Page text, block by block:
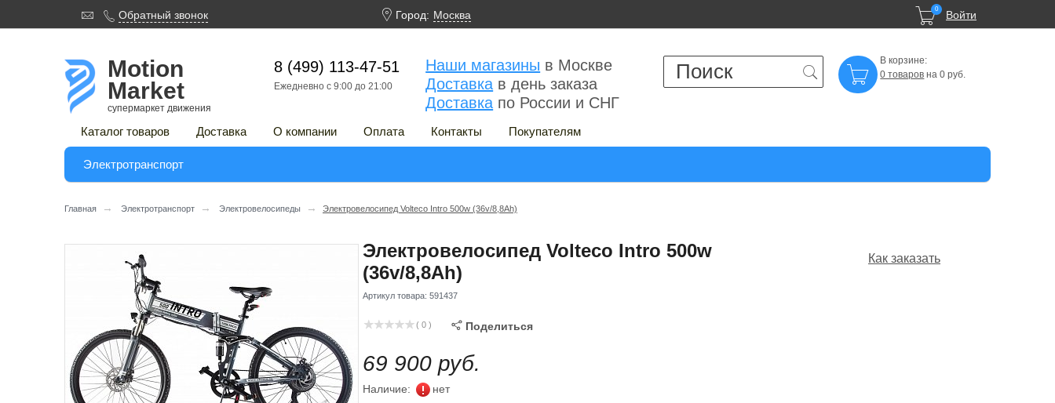
0 Войти
  Обратный звонок  Город: Москва
Motion
Market
супермаркет движения
8 (499) 113-47-51
Ежедневно с 9:00 до 21:00 
В корзине:
0 товаров на 0 руб.
Наши магазины в Москве
Доставка в день заказа
Доставка по России и СНГ
Каталог товаров Доставка О компании Оплата Контакты Покупателям
Электротранспорт
Главная → Электротранспорт → Электровелосипеды → Электровелосипед Volteco Intro 500w (36v/8,8Ah)
Электровелосипед Volteco Intro 500w
(36v/8,8Ah)
Артикул товара: 591437
( 0 )  Поделиться
69 900 руб.
Наличие: нет
Как заказать